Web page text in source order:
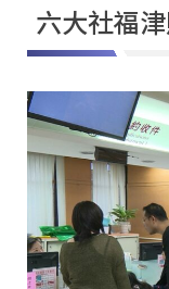
六大社福